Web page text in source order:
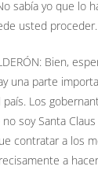
sabía yo que lo
usted proceder.
Bien,
una parte
Los
soy Santa
contratar a los
a